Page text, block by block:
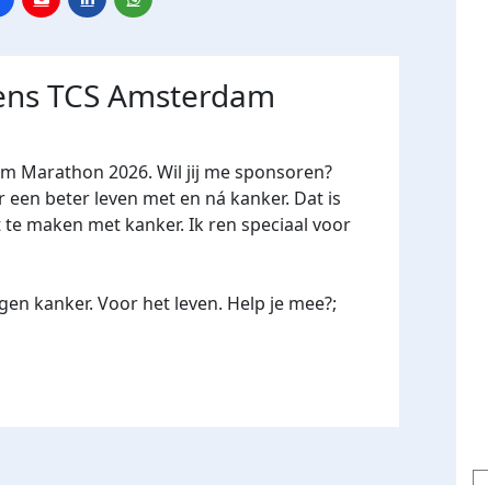
TCS Amsterdam
Marathon 2026. Wil jij me sponsoren?
beter leven met en ná kanker. Dat is
maken met kanker. Ik ren speciaal voor
kanker. Voor het leven. Help je mee?;